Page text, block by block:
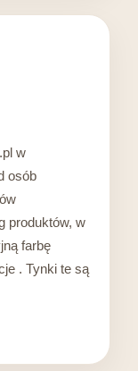
w
osób
produktów, w
farbę
. Tynki te są